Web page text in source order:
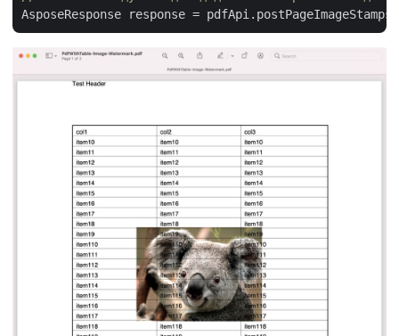
AsposeResponse response =